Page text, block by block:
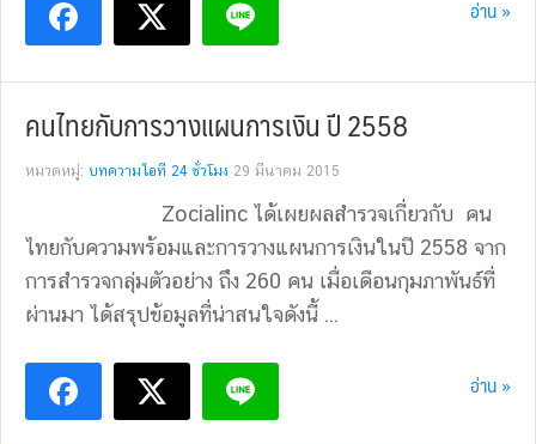
อ่าน »
คนไทยกับการวางแผนการเงิน ปี 2558
หมวดหมู่: บทความไอที 24 ชั่วโมง 29 มีนาคม 2015
Zocialinc ได้เผยผลสำรวจเกี่ยวกับ คน
ไทยกับความพร้อมและการวางแผนการเงินในปี 2558 จาก
การสำรวจกลุ่มตัวอย่าง ถึง 260 คน เมื่อเดือนกุมภาพันธ์ที่
ผ่านมา ได้สรุปข้อมูลที่น่าสนใจดังนี้ ...
อ่าน »